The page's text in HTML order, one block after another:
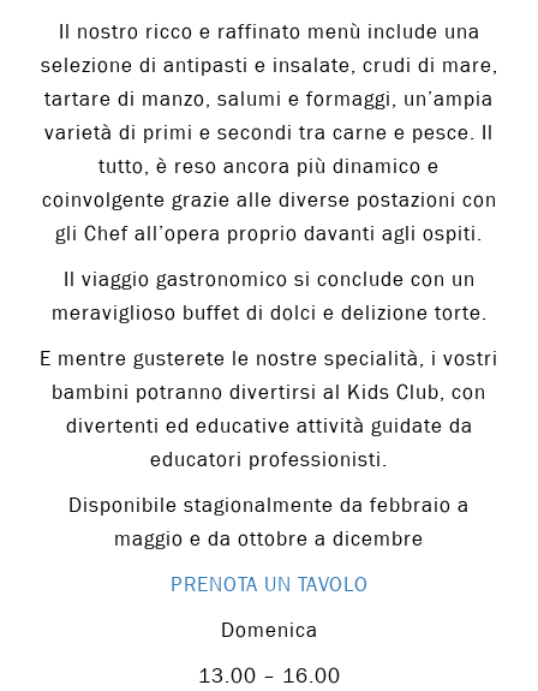
Il nostro ricco e raffinato menù include una
selezione di antipasti e insalate, crudi di mare,
tartare di manzo, salumi e formaggi, un’ampia
varietà di primi e secondi tra carne e pesce. Il
tutto, è reso ancora più dinamico e
coinvolgente grazie alle diverse postazioni con
gli Chef all’opera proprio davanti agli ospiti.
Il viaggio gastronomico si conclude con un
meraviglioso buffet di dolci e delizione torte.
E mentre gusterete le nostre specialità, i vostri
bambini potranno divertirsi al Kids Club, con
divertenti ed educative attività guidate da
educatori professionisti.
Disponibile stagionalmente da febbraio a
maggio e da ottobre a dicembre
PRENOTA UN TAVOLO
Domenica
13.00 – 16.00